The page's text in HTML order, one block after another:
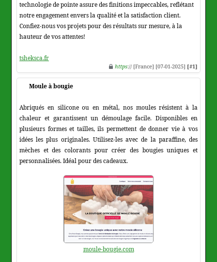
technologie de pointe assure des finitions impeccables, reflétant
notre engagement envers la qualité et la satisfaction client.
Confiez-nous vos projets pour des résultats sur mesure, à la
hauteur de vos attentes!
tsheksca.fr
https:// [France] [07-01-2025] [#1]
Moule à bougie
Abriqués en silicone ou en métal, nos moules résistent à la
chaleur et garantissent un démoulage facile. Disponibles en
plusieurs formes et tailles, ils permettent de donner vie à vos
idées les plus originales. Utilisez-les avec de la paraffine, des
mèches et des colorants pour créer des bougies uniques et
personnalisées. Idéal pour des cadeaux.
moule-bougie.com